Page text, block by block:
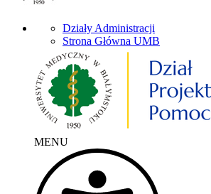
Działy Administracji
Strona Główna UMB
MENU